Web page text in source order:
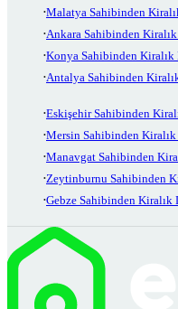
Malatya Sahibinden
Ankara Sahibinden
Konya Sahibinden Kiralık
Antalya Sahibinden
Eskişehir Sahibinden
Mersin Sahibinden Kiralık
Manavgat Sahibinden
Zeytinburnu Sahibinden
Gebze Sahibinden Kiralık